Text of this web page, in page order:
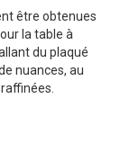
être obtenues
la table à
du plaqué
nuances, au